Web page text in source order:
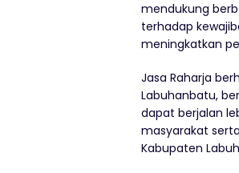
mendukung
terhadap
meningkatkan
Jasa Raharja
Labuhanbatu,
dapat berjalan
masyarakat
Kabupaten